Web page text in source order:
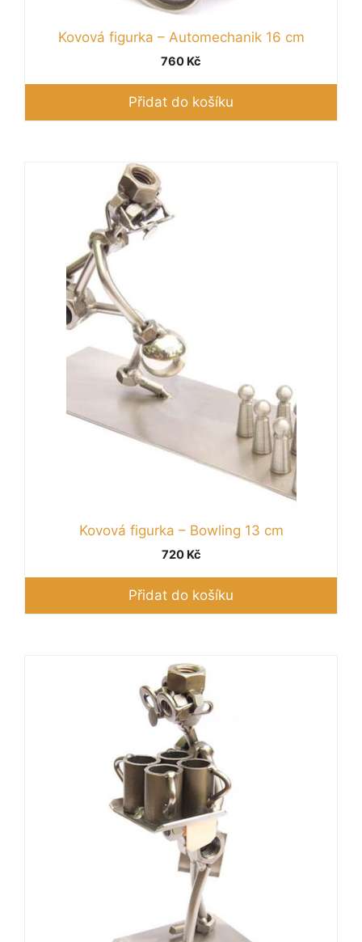
Kovová figurka – Automechanik 16 cm
760 Kč
Přidat do košíku
Kovová figurka – Bowling 13 cm
720 Kč
Přidat do košíku